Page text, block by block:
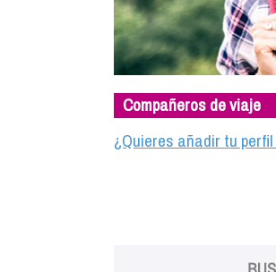
Compañeros de viaje
¿Quieres añadir tu